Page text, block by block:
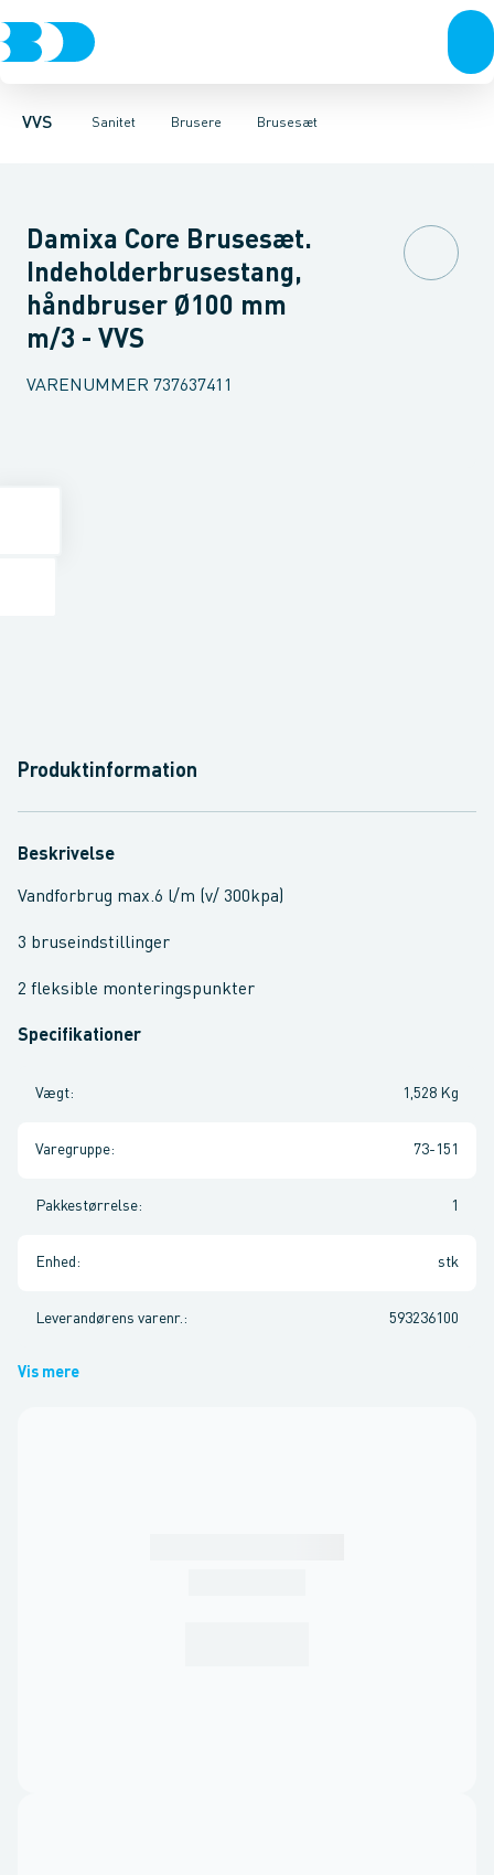
VVS Sanitet
Rør & fittingsPressfittings & rørKuglehaner & ventiler
Brusere
Toiletter, sæder og cisterner VaskeArmaturer
Brusesæt
HåndbrusereBruseslanger BrusesætBrusestænger
Damixa Core Brusesæt.
Indeholderbrusestang,
håndbruser Ø100 mm
m/3 - VVS
VARENUMMER 737637411
Produktinformation
Beskrivelse
Vandforbrug max.6 l/m (v/ 300kpa)
3 bruseindstillinger
2 fleksible monteringspunkter
Specifikationer
Vægt: 1,528 Kg
Varegruppe: 73-151
Pakkestørrelse: 1
Enhed : stk
Leverandørens varenr. : 593236100
Vis mere